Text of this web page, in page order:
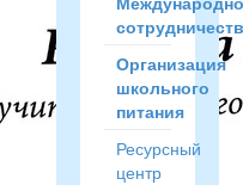
Организация
школьного
питания
Ресурсный
центр